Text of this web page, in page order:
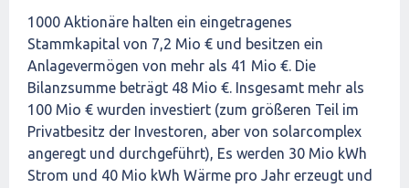
1000 Aktionäre halten ein eingetragenes
Stammkapital von 7,2 Mio € und besitzen ein
Anlagevermögen von mehr als 41 Mio €. Die
Bilanzsumme beträgt 48 Mio €. Insgesamt mehr als
100 Mio € wurden investiert (zum größeren Teil im
Privatbesitz der Investoren, aber von solarcomplex
angeregt und durchgeführt), Es werden 30 Mio kWh
Strom und 40 Mio kWh Wärme pro Jahr erzeugt und